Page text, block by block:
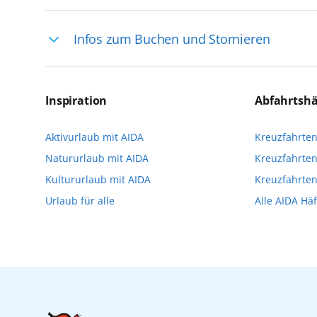
selten, sodass dort englischsprachige
das Reiseerlebnis
Infos zum Buchen und Stornieren
Reservierungsanfrage über aida.de/
Verfügung stehen. Deshalb empfehlen
vorzunehmen.
Inspiration
Aktivurlaub mit AIDA
Natururlaub mit AIDA
Kultururlaub mit AIDA
Urlaub für alle
Alle AIDA